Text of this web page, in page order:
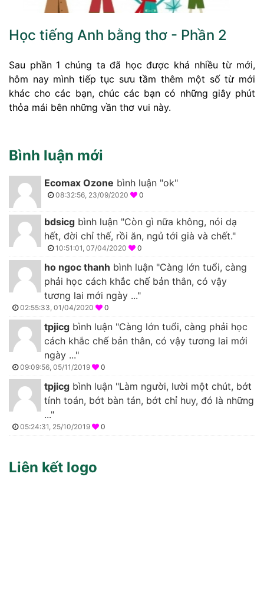
Học tiếng Anh bằng thơ - Phần 2
Sau phần 1 chúng ta đã học được khá nhiều từ mới,
hôm nay mình tiếp tục sưu tầm thêm một số từ mới
khác cho các bạn, chúc các bạn có những giây phút
thỏa mái bên những vần thơ vui này.
Bình luận mới
Ecomax Ozone bình luận "ok"
08:32:56, 23/09/2020 0
bdsicg bình luận "Còn gì nữa không, nói dạ
hết, đời chỉ thế, rồi ăn, ngủ tới già và chết."
10:51:01, 07/04/2020 0
ho ngoc thanh bình luận "Càng lớn tuổi, càng
phải học cách khắc chế bản thân, có vậy
tương lai mới ngày ..."
02:55:33, 01/04/2020 0
tpjicg bình luận "Càng lớn tuổi, càng phải học
cách khắc chế bản thân, có vậy tương lai mới
ngày ..."
09:09:56, 05/11/2019 0
tpjicg bình luận "Làm người, lười một chút, bớt
tính toán, bớt bàn tán, bớt chỉ huy, đó là những
..."
05:24:31, 25/10/2019 0
Liên kết logo